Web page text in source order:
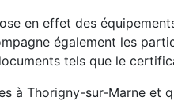
en effet des
également les
tels que le
à Thorigny-sur-Marne et